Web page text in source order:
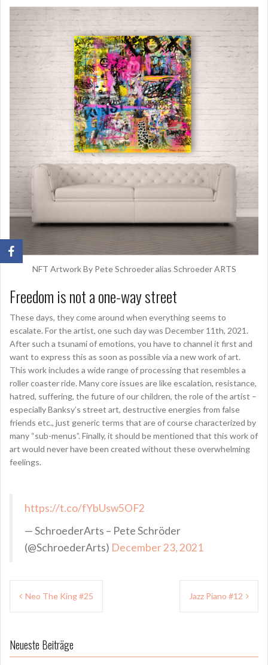
NFT Artwork By Pete Schroeder alias Schroeder ARTS
Freedom is not a one-way street
These days, they come around when everything seems to
escalate. For the artist, one such day was December 11th, 2021.
After such a tsunami of emotions, you have to channel it first and
want to express this as soon as possible via a new work of art.
This work includes a wide range of processing that resembles a
roller coaster ride. Many core issues are like escalation, resistance,
hatred, suffering, the future of our children, the role of the artist –
especially Banksy’s street art, destructive energies from false
friends etc., just generic terms that are of course characterized by
many “sub-menus”. Finally, it should be mentioned that this work of
art would never have been created without these overwhelming
feelings.
https://t.co/fYbUsw5OF2
— SchroederArts – Pete Schröder
(@SchroederArts) December 23, 2021
Beitragsnavigation
Neo The King #25 Jazz Piano #12
Neueste Beiträge